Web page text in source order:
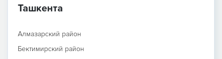
Ташкента
Алмазарский район
Бектимирский район